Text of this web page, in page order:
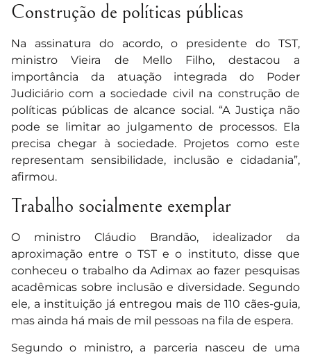
Construção de políticas públicas
Na assinatura do acordo, o presidente do TST,
ministro Vieira de Mello Filho, destacou a
importância da atuação integrada do Poder
Judiciário com a sociedade civil na construção de
políticas públicas de alcance social. “A Justiça não
pode se limitar ao julgamento de processos. Ela
precisa chegar à sociedade. Projetos como este
representam sensibilidade, inclusão e cidadania”,
afirmou.
Trabalho socialmente exemplar
O ministro Cláudio Brandão, idealizador da
aproximação entre o TST e o instituto, disse que
conheceu o trabalho da Adimax ao fazer pesquisas
acadêmicas sobre inclusão e diversidade. Segundo
ele, a instituição já entregou mais de 110 cães-guia,
mas ainda há mais de mil pessoas na fila de espera.
Segundo o ministro, a parceria nasceu de uma